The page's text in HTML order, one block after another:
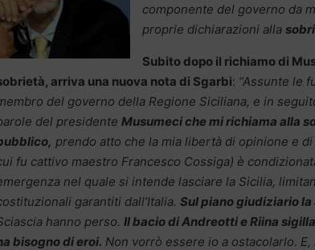
componente del governo da
proprie dichiarazioni alla
Subito dopo il richiamo di
arriva una nuova nota di Sgarbi: “Assunte le
del governo della Regione Siciliana, e in
del presidente Musumeci che mi richiama alla
prendo atto che la mia libertà di opinione e
fu cattivo maestro Francesco Cossiga) è
nel quale si intende lasciare la Sicilia,
garantiti dall’Italia. Sul piano giudiziario
hanno perso. Il bacio di Andreotti e Riina
bisogno di eroi. Non vorrò essere io a ostacolarlo.